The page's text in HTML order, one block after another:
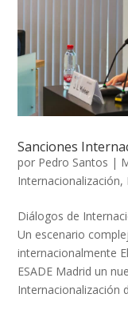
Sanciones
por Pedro Santos |
Internacionalización,
Diálogos de
Un escenario
internacionalmente
ESADE Madrid un
Internacionalización